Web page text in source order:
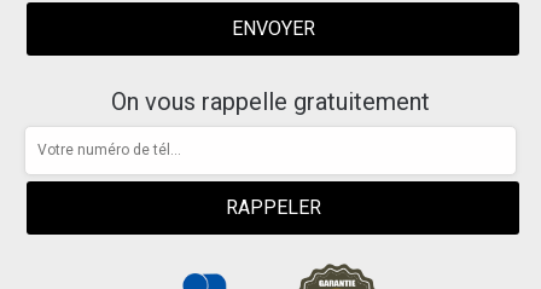
On vous rappelle gratuitement